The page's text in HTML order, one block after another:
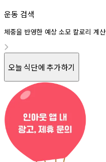
운동 검색
체중을 반영한 예상 소모 칼로리 계산
오늘 식단에 추가하기